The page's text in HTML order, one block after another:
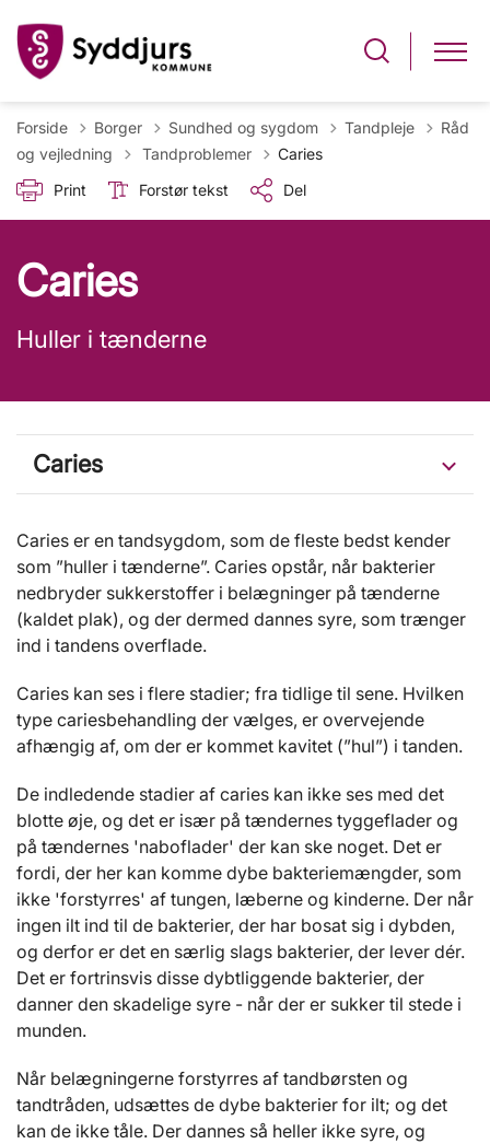
Forside Borger Sundhed og sygdom Tandpleje
Råd
og vejledning
Tilbage til
Tandproblemer
Caries
Print
Forstør tekst Del
Caries
Huller i tænderne
Caries
Caries er en tandsygdom, som de fleste bedst kender
som ”huller i tænderne”. Caries opstår, når bakterier
nedbryder sukkerstoffer i belægninger på tænderne
(kaldet plak), og der dermed dannes syre, som trænger
ind i tandens overflade.
Caries kan ses i flere stadier; fra tidlige til sene. Hvilken
type cariesbehandling der vælges, er overvejende
afhængig af, om der er kommet kavitet (”hul”) i tanden.
De indledende stadier af caries kan ikke ses med det
blotte øje, og det er især på tændernes tyggeflader og
på tændernes 'naboflader' der kan ske noget. Det er
fordi, der her kan komme dybe bakteriemængder, som
ikke 'forstyrres' af tungen, læberne og kinderne. Der når
ingen ilt ind til de bakterier, der har bosat sig i dybden,
og derfor er det en særlig slags bakterier, der lever dér.
Det er fortrinsvis disse dybtliggende bakterier, der
danner den skadelige syre - når der er sukker til stede i
munden.
Når belægningerne forstyrres af tandbørsten og
tandtråden, udsættes de dybe bakterier for ilt; og det
kan de ikke tåle. Der dannes så heller ikke syre, og